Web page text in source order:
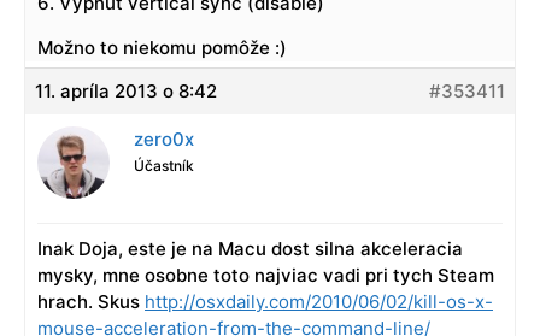
Možno to niekomu pomôže :)
11. apríla 2013 o 8:42
#353411
zero0x
Účastník
Inak Doja, este je na Macu dost silna akceleracia
mysky, mne osobne toto najviac vadi pri tych Steam
hrach. Skus http://osxdaily.com/2010/06/02/kill-os-x-
mouse-acceleration-from-the-command-line/